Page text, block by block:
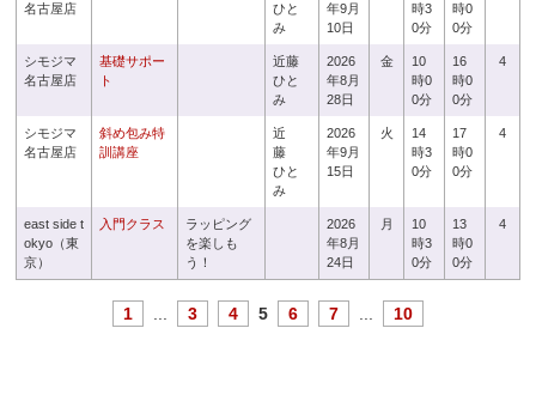
名古屋店
ひと
み
年9月
10日
時3
0分
時0
0分
シモジマ
名古屋店
基礎サポー
ト
近藤
ひと
み
2026
年8月
28日
金
10
時0
0分
16
時0
0分
4
シモジマ
名古屋店
斜め包み特
訓講座
近
藤
ひと
み
2026
年9月
15日
火
14
時3
0分
17
時0
0分
4
east side t
okyo（東
京）
入門クラス
ラッピング
を楽しも
う！
2026
年8月
24日
月
10
時3
0分
13
時0
0分
4
1 3 4 5 6 7 10